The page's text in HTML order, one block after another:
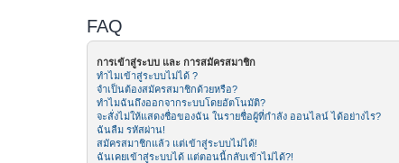
FAQ
การเข้าสู่ระบบ และ การสมัครสมาชิก
ทำไมเข้าสู่ระบบไม่ได้ ?
จำเป็นต้องสมัครสมาชิกด้วยหรือ?
ทำไมฉันถึงออกจากระบบโดยอัตโนมัติ?
จะสั่งไม่ให้แสดงชื่อของฉัน ในรายชื่อผู้ที่กำลัง ออนไลน์ ได้อย่างไร?
ฉันลืม รหัสผ่าน!
สมัครสมาชิกแล้ว แต่เข้าสู่ระบบไม่ได้!
ฉันเคยเข้าสู่ระบบได้ แต่ตอนนี้กลับเข้าไม่ได้?!